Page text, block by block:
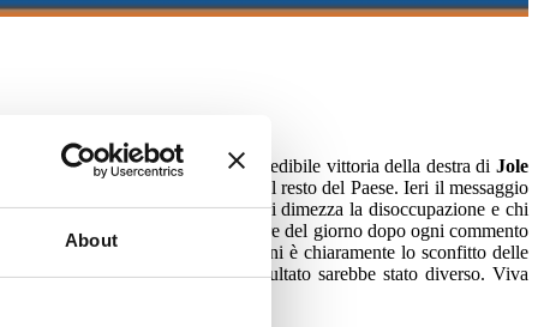
About
in Emilia Romagna e con la prevedibile vittoria della destra diJole
in Emilia Romagna come nel resto del Paese. Ieri il messaggio
Davanti ai problemi c’è chi dimezza la disoccupazione e chi
Come al solito, nelle chiacchiere del giorno dopo ogni commento
le esagerazioni. Se Salvini è chiaramente lo sconfitto delle
la sua testarda dedizione il risultato sarebbe stato diverso. Viva